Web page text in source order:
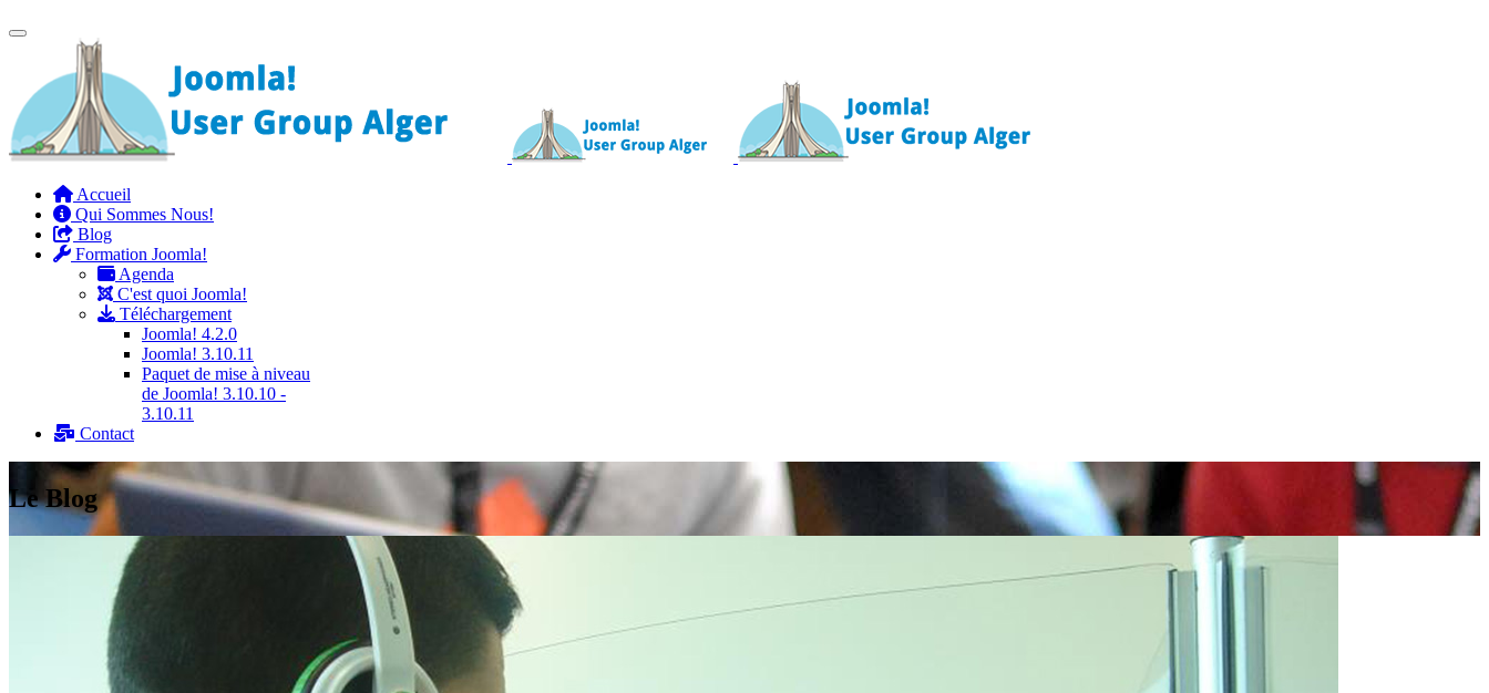
Accueil
Qui Sommes Nous!
Blog
Formation Joomla!
Agenda
C'est quoi Joomla!
Téléchargement
Joomla! 4.2.0
Joomla! 3.10.11
Paquet de mise à niveau
de Joomla! 3.10.10 -
3.10.11
Contact
Le Blog